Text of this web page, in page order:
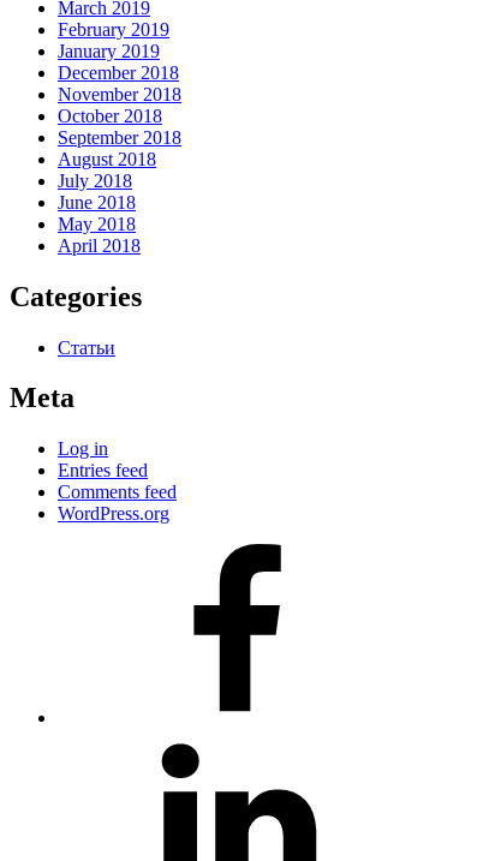
March 2019
February 2019
January 2019
December 2018
November 2018
October 2018
September 2018
August 2018
July 2018
June 2018
May 2018
April 2018
Categories
Статьи
Meta
Log in
Entries feed
Comments feed
WordPress.org